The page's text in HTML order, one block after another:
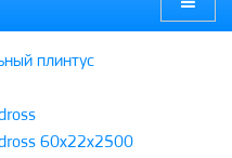
плинтус
60x22x2500